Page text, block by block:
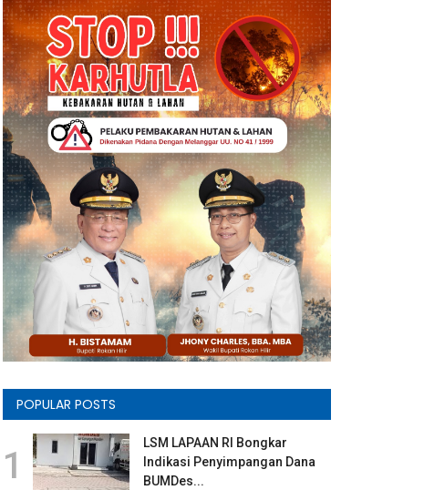
POPULAR POSTS
1
LSM LAPAAN RI Bongkar
Indikasi Penyimpangan Dana
BUMDes...